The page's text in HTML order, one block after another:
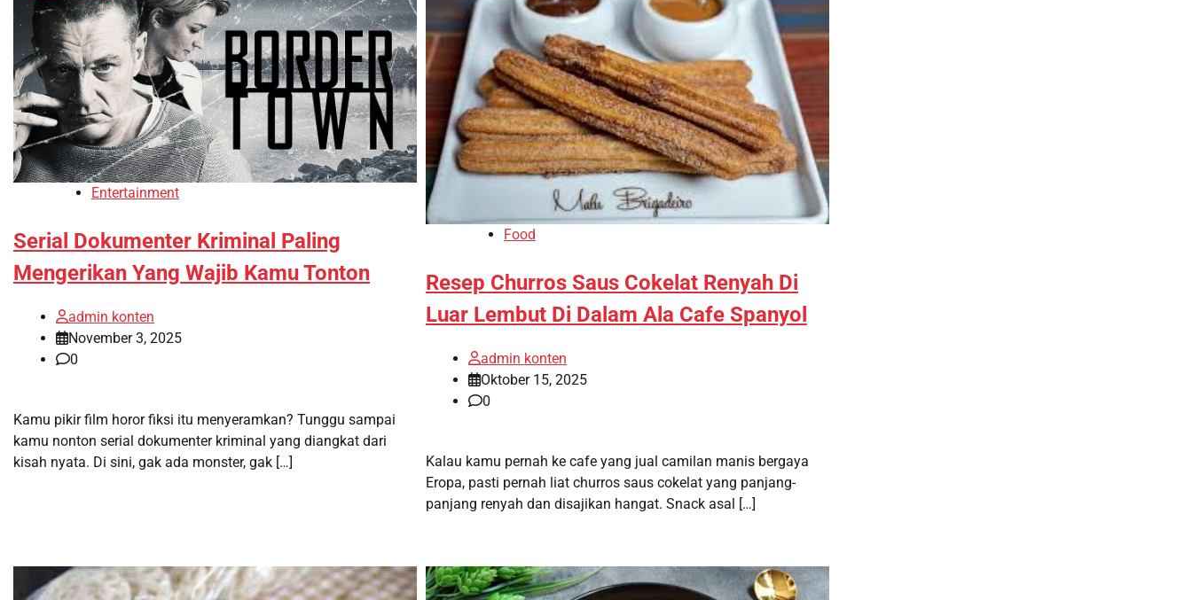
Entertainment
Serial Dokumenter Kriminal Paling
Mengerikan Yang Wajib Kamu Tonton
admin konten
November 3, 2025
0
Kamu pikir film horor fiksi itu menyeramkan? Tunggu sampai
kamu nonton serial dokumenter kriminal yang diangkat dari
kisah nyata. Di sini, gak ada monster, gak […]
Food
Resep Churros Saus Cokelat Renyah Di
Luar Lembut Di Dalam Ala Cafe Spanyol
admin konten
Oktober 15, 2025
0
Kalau kamu pernah ke cafe yang jual camilan manis bergaya
Eropa, pasti pernah liat churros saus cokelat yang panjang-
panjang renyah dan disajikan hangat. Snack asal […]